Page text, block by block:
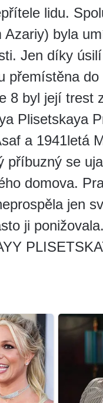
lidu.
byla
Jen díky
přemístěna
8 byl její trest
Plisetskaya
a 1941letá
příbuzný se
domova.
jen
ji ponižovala.